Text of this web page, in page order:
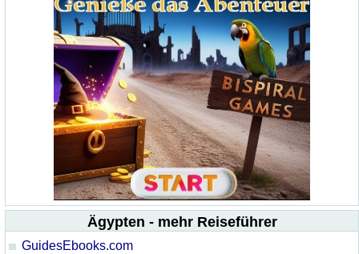
Ägypten - mehr Reiseführer
GuidesEbooks.com